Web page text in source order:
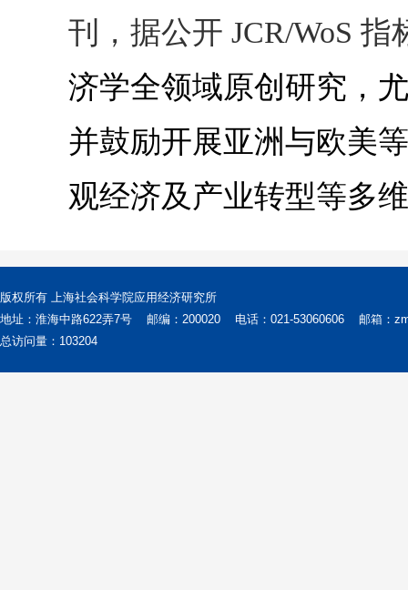
刊，据公开 JCR/WoS
济学全领域原创研究，
并鼓励开展亚洲与欧美
观经济及产业转型等多
版权所有 上海社会科学院应用经济研究所
地址：淮海中路622弄7号
邮编：200020 电话：021-53060606
邮箱：
总访问量： 103204